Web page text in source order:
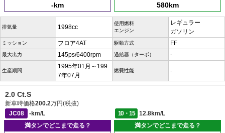
-km 580km
排気量 1998cc
使用燃料
エンジン
レギュラー
ガソリン
ミッション フロア4AT 駆動方式 FF
最大出力 145ps/6400rpm 過給器（ターボ） -
生産期間
1995年01月～199
7年07月
燃費性能 -
2.0 Ct.S
新車時価格200.2万円(税抜)
JC08
-km/L 10・15
12.8km/L
満タンでどこまで走る？
満タンでどこまで走る？